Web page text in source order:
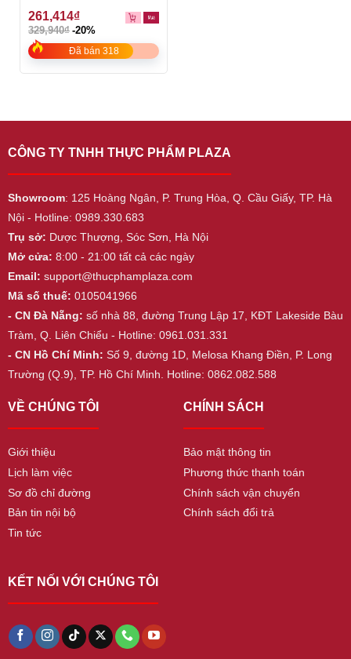
0
out
of
5
261,414₫
329,940₫ -20%
Đã bán 318
CÔNG TY TNHH THỰC PHẨM PLAZA
Showroom: 125 Hoàng Ngân, P. Trung Hòa, Q. Cầu Giấy, TP. Hà
Nội - Hotline: 0989.330.683
Trụ sở: Dược Thượng, Sóc Sơn, Hà Nội
Mở cửa: 8:00 - 21:00 tất cả các ngày
Email: support@thucphamplaza.com
Mã số thuế: 0105041966
- CN Đà Nẵng: số nhà 88, đường Trung Lập 17, KĐT Lakeside Bàu
Tràm, Q. Liên Chiểu - Hotline: 0961.031.331
- CN Hồ Chí Minh: Số 9, đường 1D, Melosa Khang Điền, P. Long
Trường (Q.9), TP. Hồ Chí Minh. Hotline: 0862.082.588
VỀ CHÚNG TÔI
Giới thiệu
Lịch làm việc
Sơ đồ chỉ đường
Bản tin nội bộ
Tin tức
CHÍNH SÁCH
Bảo mật thông tin
Phương thức thanh toán
Chính sách vận chuyển
Chính sách đổi trả
KẾT NỐI VỚI CHÚNG TÔI